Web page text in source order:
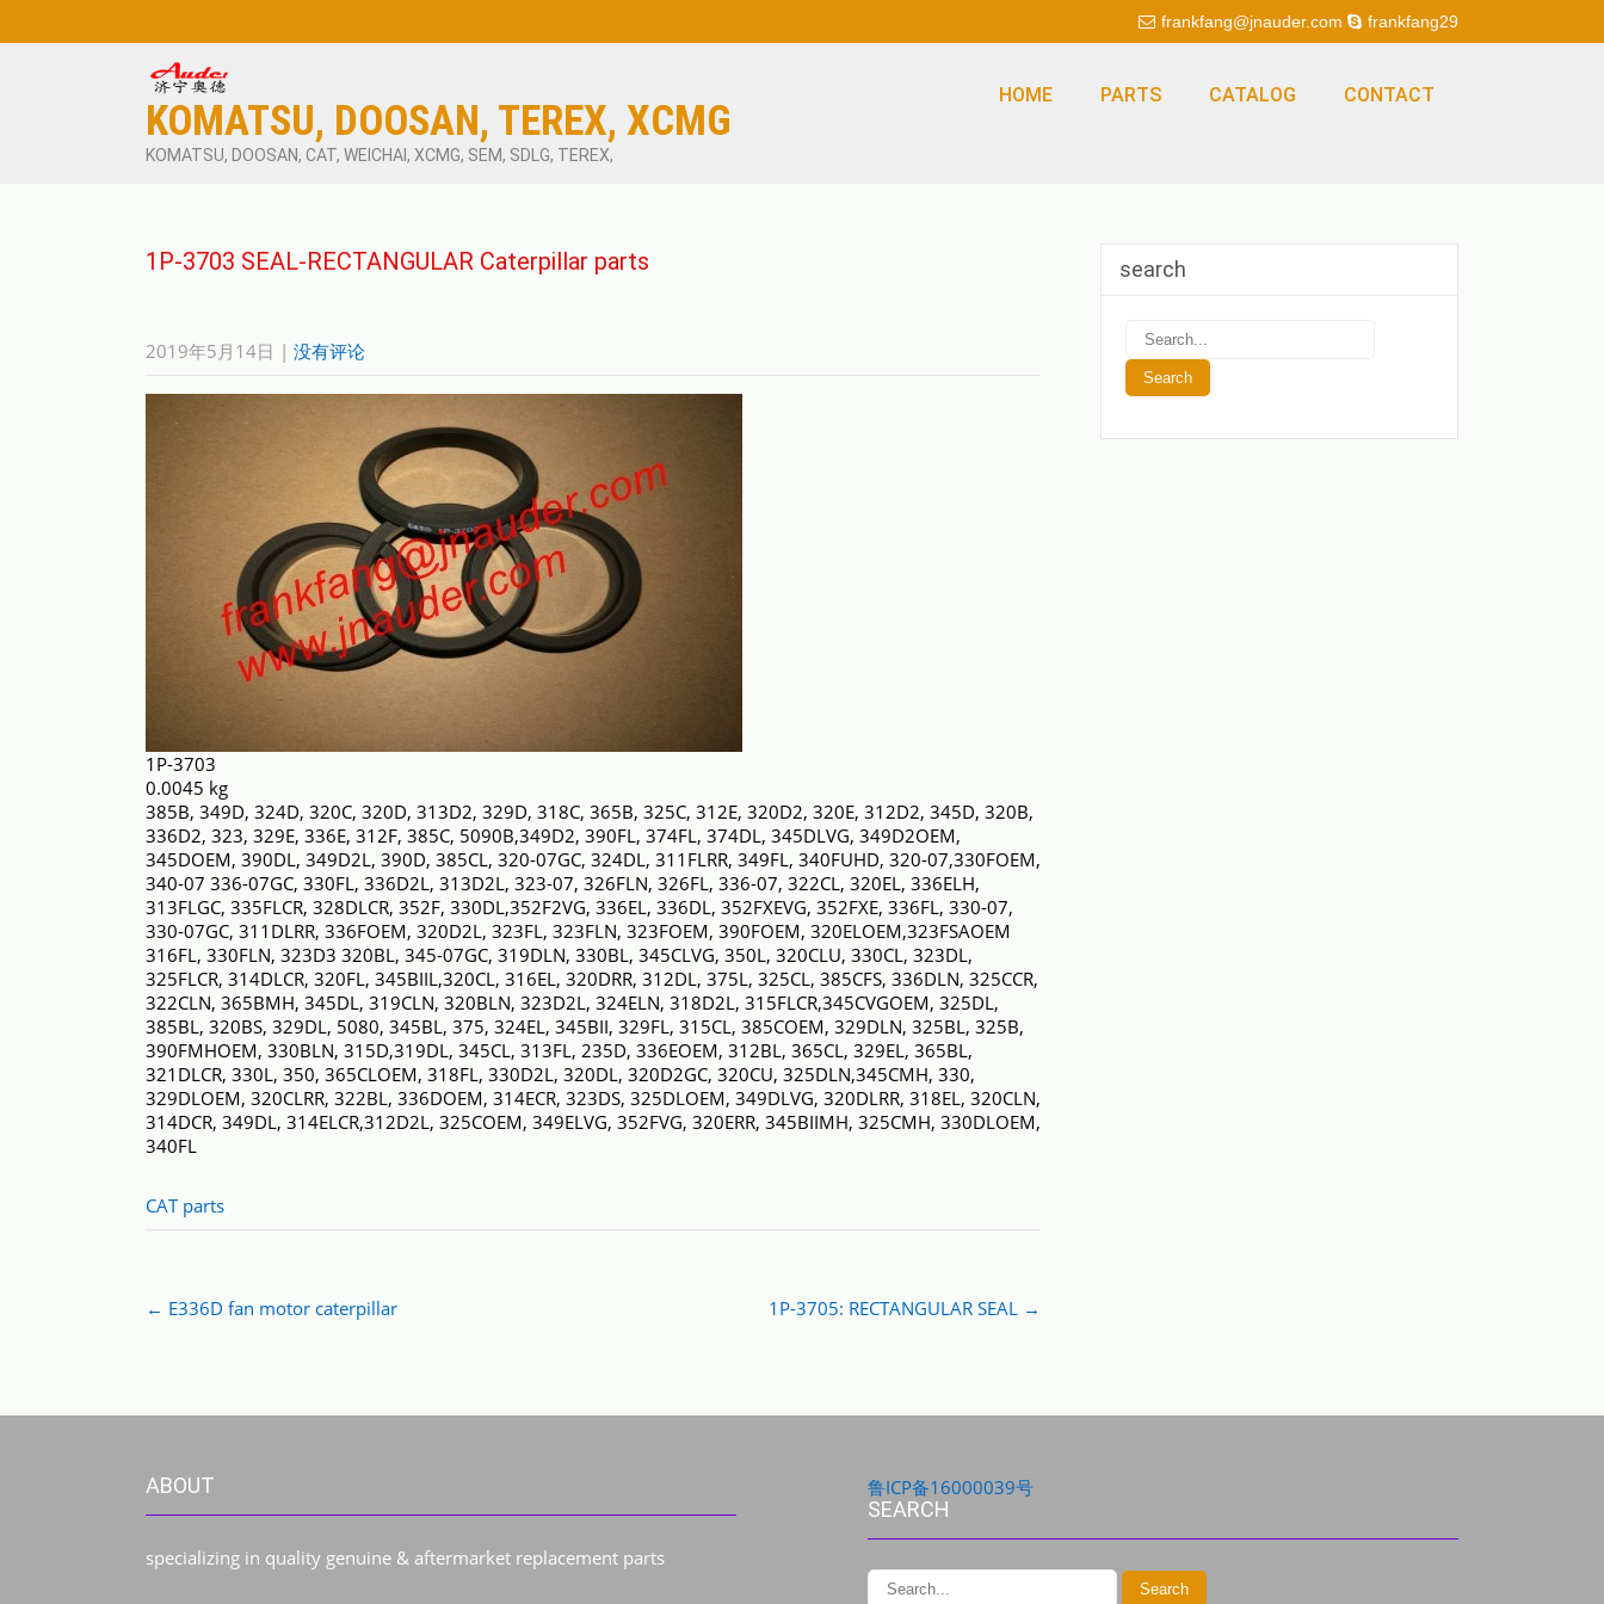
frankfang@jnauder.com frankfang29
KOMATSU, DOOSAN, TEREX, XCMG
KOMATSU, DOOSAN, CAT, WEICHAI, XCMG, SEM, SDLG, TEREX,
HOME PARTS CATALOG CONTACT
1P-3703 SEAL-RECTANGULAR Caterpillar parts
2019年5月14日 | 没有评论
1P-3703
0.0045 kg
385B, 349D, 324D, 320C, 320D, 313D2, 329D, 318C, 365B, 325C, 312E, 320D2, 320E, 312D2, 345D, 320B,
336D2, 323, 329E, 336E, 312F, 385C, 5090B,349D2, 390FL, 374FL, 374DL, 345DLVG, 349D2OEM,
345DOEM, 390DL, 349D2L, 390D, 385CL, 320-07GC, 324DL, 311FLRR, 349FL, 340FUHD, 320-07,330FOEM,
340-07 336-07GC, 330FL, 336D2L, 313D2L, 323-07, 326FLN, 326FL, 336-07, 322CL, 320EL, 336ELH,
313FLGC, 335FLCR, 328DLCR, 352F, 330DL,352F2VG, 336EL, 336DL, 352FXEVG, 352FXE, 336FL, 330-07,
330-07GC, 311DLRR, 336FOEM, 320D2L, 323FL, 323FLN, 323FOEM, 390FOEM, 320ELOEM,323FSAOEM
316FL, 330FLN, 323D3 320BL, 345-07GC, 319DLN, 330BL, 345CLVG, 350L, 320CLU, 330CL, 323DL,
325FLCR, 314DLCR, 320FL, 345BIIL,320CL, 316EL, 320DRR, 312DL, 375L, 325CL, 385CFS, 336DLN, 325CCR,
322CLN, 365BMH, 345DL, 319CLN, 320BLN, 323D2L, 324ELN, 318D2L, 315FLCR,345CVGOEM, 325DL,
385BL, 320BS, 329DL, 5080, 345BL, 375, 324EL, 345BII, 329FL, 315CL, 385COEM, 329DLN, 325BL, 325B,
390FMHOEM, 330BLN, 315D,319DL, 345CL, 313FL, 235D, 336EOEM, 312BL, 365CL, 329EL, 365BL,
321DLCR, 330L, 350, 365CLOEM, 318FL, 330D2L, 320DL, 320D2GC, 320CU, 325DLN,345CMH, 330,
329DLOEM, 320CLRR, 322BL, 336DOEM, 314ECR, 323DS, 325DLOEM, 349DLVG, 320DLRR, 318EL, 320CLN,
314DCR, 349DL, 314ELCR,312D2L, 325COEM, 349ELVG, 352FVG, 320ERR, 345BIIMH, 325CMH, 330DLOEM,
340FL
CAT parts
Post
navigation
← E336D fan motor caterpillar 1P-3705: RECTANGULAR SEAL →
search
ABOUT
specializing in quality genuine & aftermarket replacement parts
鲁ICP备16000039号
SEARCH